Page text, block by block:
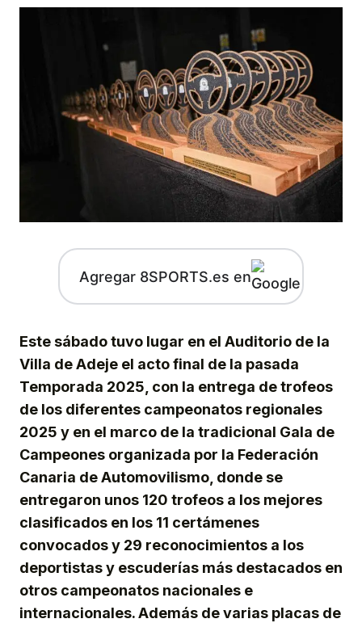
Agregar 8SPORTS.es en
Este sábado tuvo lugar en el Auditorio de la
Villa de Adeje el acto final de la pasada
Temporada 2025, con la entrega de trofeos
de los diferentes campeonatos regionales
2025 y en el marco de la tradicional Gala de
Campeones organizada por la Federación
Canaria de Automovilismo, donde se
entregaron unos 120 trofeos a los mejores
clasificados en los 11 certámenes
convocados y 29 reconocimientos a los
deportistas y escuderías más destacados en
otros campeonatos nacionales e
internacionales. Además de varias placas de